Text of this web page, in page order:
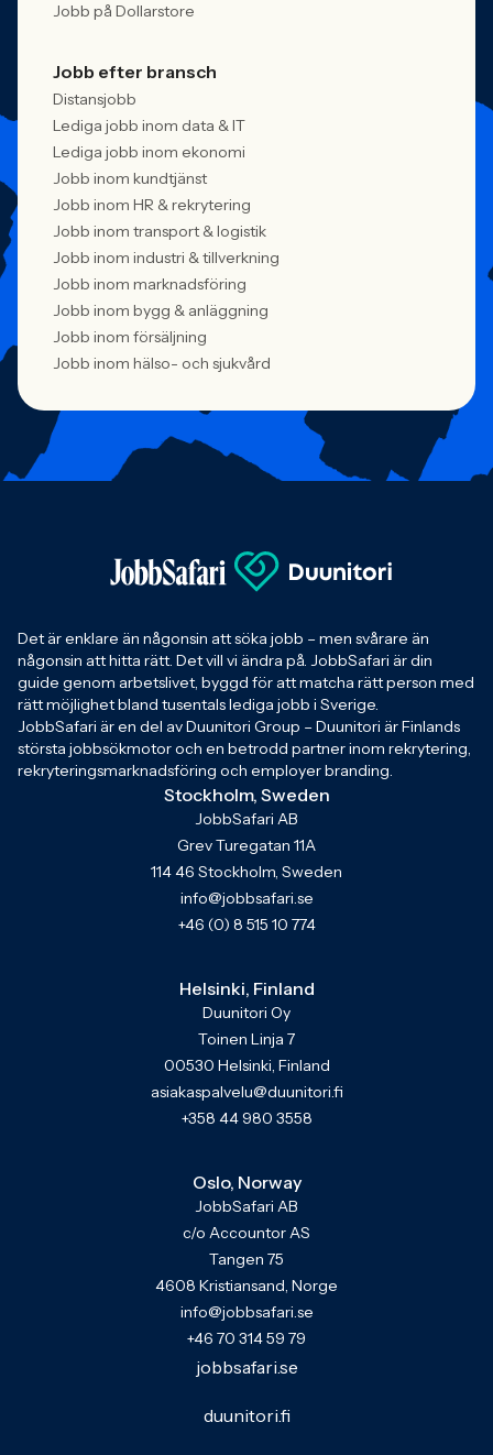
Jobb på Dollarstore
Jobb efter bransch
Distansjobb
Lediga jobb inom data & IT
Lediga jobb inom ekonomi
Jobb inom kundtjänst
Jobb inom HR & rekrytering
Jobb inom transport & logistik
Jobb inom industri & tillverkning
Jobb inom marknadsföring
Jobb inom bygg & anläggning
Jobb inom försäljning
Jobb inom hälso- och sjukvård
Det är enklare än någonsin att söka jobb – men svårare än
någonsin att hitta rätt. Det vill vi ändra på. JobbSafari är din
guide genom arbetslivet, byggd för att matcha rätt person med
rätt möjlighet bland tusentals lediga jobb i Sverige.
JobbSafari är en del av Duunitori Group – Duunitori är Finlands
största jobbsökmotor och en betrodd partner inom rekrytering,
rekryteringsmarknadsföring och employer branding.
Stockholm, Sweden
JobbSafari AB
Grev Turegatan 11A
114 46 Stockholm, Sweden
info@jobbsafari.se
+46 (0) 8 515 10 774
Helsinki, Finland
Duunitori Oy
Toinen Linja 7
00530 Helsinki, Finland
asiakaspalvelu@duunitori.fi
+358 44 980 3558
Oslo, Norway
JobbSafari AB
c/o Accountor AS
Tangen 75
4608 Kristiansand, Norge
info@jobbsafari.se
+46 70 314 59 79
jobbsafari.se
duunitori.fi